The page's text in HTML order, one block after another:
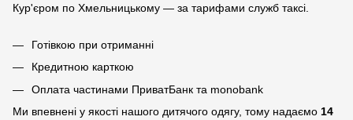
Кур'єром по Хмельницькому — за тарифами служб таксі.
Готівкою при отриманні
Кредитною карткою
Оплата частинами ПриватБанк та monobank
Ми впевнені у якості нашого дитячого одягу, тому надаємо 14